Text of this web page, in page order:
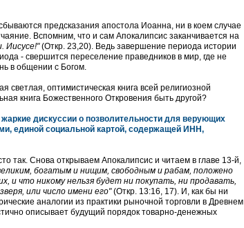
предсказания апостола Иоанна, ни в коем случае
Вспомним, что и сам Апокалипсис заканчивается на
Иисусе!"(Откр. 23,20). Ведь завершение периода истории
- свершится переселение праведников в мир, где не
в общении с Богом.
светлая, оптимистическая книга всей религиозной
книга Божественного Откровения быть другой?
дискуссии о позволительности для верующих
единой социальной картой, содержащей ИНН,
так. Снова открываем Апокалипсис и читаем в главе 13-й,
богатым и нищим, свободным и рабам, положено
и что никому нельзя будет ни покупать, ни продавать,
или число имени его"(Откр. 13:16, 17). И, как бы ни
аналогии из практики рыночной торговли в Древнем
описывает будущий порядок товарно-денежных